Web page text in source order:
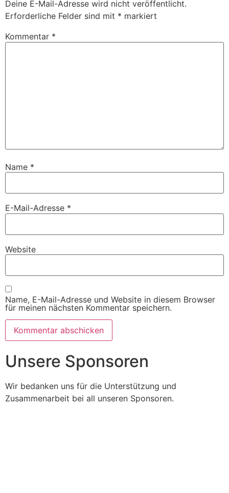
Deine E-Mail-Adresse wird nicht veröffentlicht.
Erforderliche Felder sind mit * markiert
Kommentar *
Name *
E-Mail-Adresse *
Website
Name, E-Mail-Adresse und Website in diesem Browser
für meinen nächsten Kommentar speichern.
Unsere Sponsoren
Wir bedanken uns für die Unterstützung und
Zusammenarbeit bei all unseren Sponsoren.